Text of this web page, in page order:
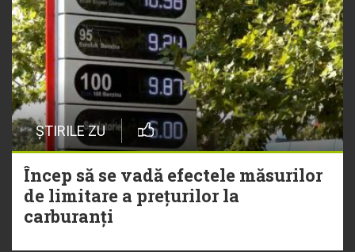
ȘTIRILE ZU
Încep să se vadă efectele măsurilor
de limitare a prețurilor la
carburanți